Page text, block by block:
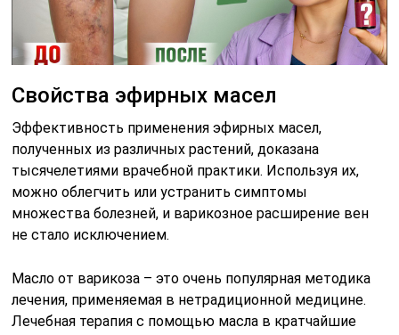
Свойства эфирных масел
Эффективность применения эфирных масел,
полученных из различных растений, доказана
тысячелетиями врачебной практики. Используя их,
можно облегчить или устранить симптомы
множества болезней, и варикозное расширение вен
не стало исключением.
Масло от варикоза – это очень популярная методика
лечения, применяемая в нетрадиционной медицине.
Лечебная терапия с помощью масла в кратчайшие